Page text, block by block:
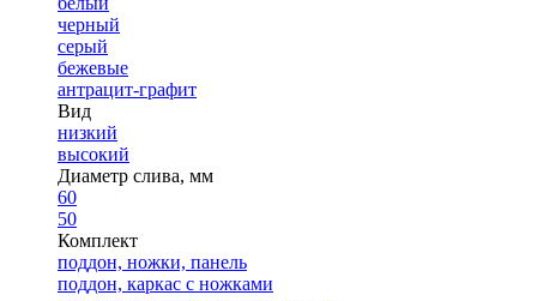
черный
серый
бежевые
антрацит-графит
Вид
низкий
высокий
Диаметр слива, мм
60
50
Комплект
поддон, ножки, панель
поддон, каркас с ножками